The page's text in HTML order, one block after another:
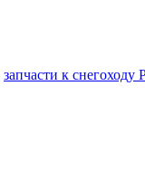
запчасти к